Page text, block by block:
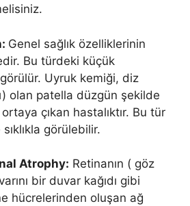
Genel sağlık özelliklerinin
Bu türdeki küçük
Uyruk kemiği, diz
olan patella düzgün şekilde
ortaya çıkan hastalıktır. Bu tür
görülebilir.
Atrophy: Retinanın ( göz
bir duvar kağıdı gibi
hücrelerinden oluşan ağ